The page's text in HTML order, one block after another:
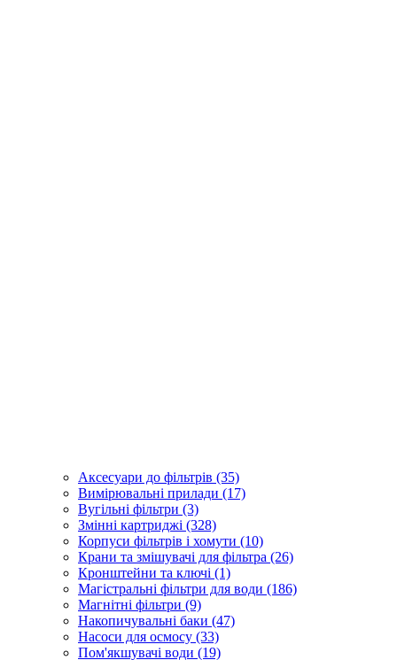
Аксесуари до фільтрів (35)
Вимірювальні прилади (17)
Вугільні фільтри (3)
Змінні картриджі (328)
Корпуси фільтрів і хомути (10)
Крани та змішувачі для фільтра (26)
Кронштейни та ключі (1)
Магістральні фільтри для води (186)
Магнітні фільтри (9)
Накопичувальні баки (47)
Насоси для осмосу (33)
Пом'якшувачі води (19)